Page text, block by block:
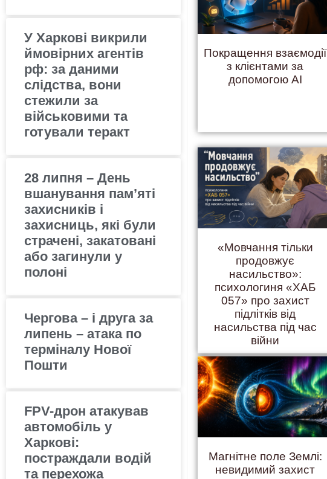
У Харкові викрили
ймовірних агентів
рф: за даними
слідства, вони
стежили за
військовими та
готували теракт
28 липня – День
вшанування пам’яті
захисників і
захисниць, які були
страчені, закатовані
або загинули у
полоні
Чергова – і друга за
липень – атака по
терміналу Нової
Пошти
FPV-дрон атакував
автомобіль у
Харкові:
постраждали водій
та перехожа
Покращення взаємодії
з клієнтами за
допомогою AI
«Мовчання тільки
продовжує
насильство»:
психологиня «ХАБ
057» про захист
підлітків від
насильства під час
війни
Магнітне поле Землі:
невидимий захист